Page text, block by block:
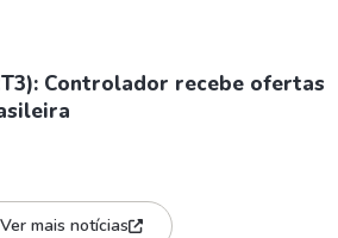
Controlador recebe ofertas
Ver mais notícias